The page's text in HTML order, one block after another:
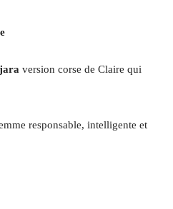
version corse de Claire qui
responsable, intelligente et